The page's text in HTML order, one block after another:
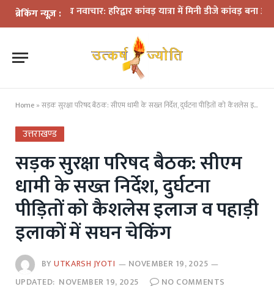
ब्रेकिंग न्यूज़ :
बीच नवाचार: हरिद्वार कांवड़ यात्रा में मिनी डीजे कांवड़ बना आकर्षण
Home » सड़क सुरक्षा परिषद बैठक: सीएम धामी के सख्त निर्देश, दुर्घटना पीड़ितों को कैशलेस इलाज व पहाड़ी इलाकों में सघन चेकिंग
उत्तराखण्ड
सड़क सुरक्षा परिषद बैठक: सीएम
धामी के सख्त निर्देश, दुर्घटना
पीड़ितों को कैशलेस इलाज व पहाड़ी
इलाकों में सघन चेकिंग
BYUTKARSH JYOTI
NOVEMBER 19, 2025
UPDATED: NOVEMBER 19, 2025 NO COMMENTS